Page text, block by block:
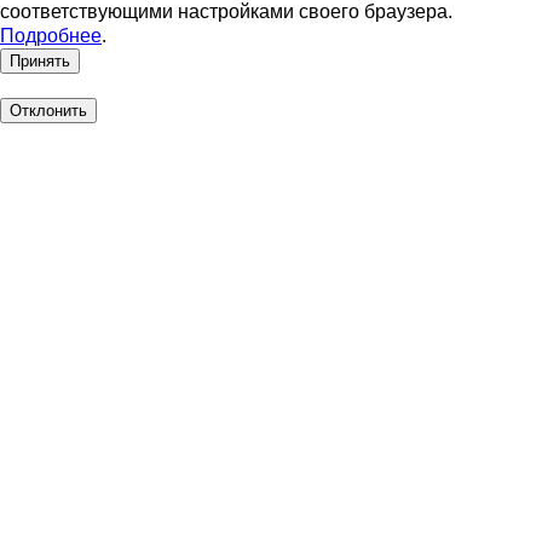
соответствующими настройками своего браузера.
Подробнее.
Принять
Отклонить